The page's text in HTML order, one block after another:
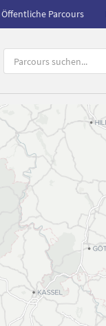
Öffentliche Parcours